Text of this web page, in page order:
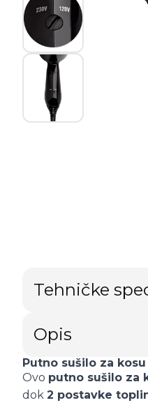
Tehničke
Opis
Putno sušilo za
Ovo putno sušilo za
dok 2 postavke